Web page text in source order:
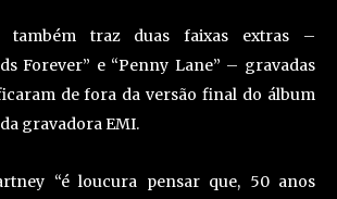
também traz duas faixas extras –
Forever” e “Penny Lane” – gravadas
de fora da versão final do álbum
gravadora EMI.
“é loucura pensar que, 50 anos